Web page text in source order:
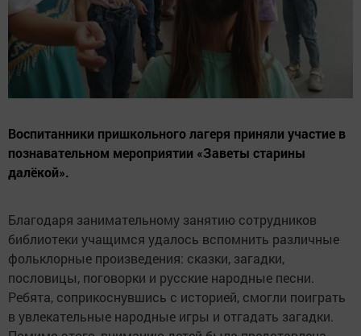
Воспитанники пришкольного лагеря приняли участие в
познавательном мероприятии «Заветы старины
далёкой».
Благодаря занимательному занятию сотрудников
библиотеки учащимся удалось вспомнить различные
фольклорные произведения: сказки, загадки,
пословицы, поговорки и русские народные песни.
Ребята, соприкоснувшись с историей, смогли поиграть
в увлекательные народные игры и отгадать загадки.